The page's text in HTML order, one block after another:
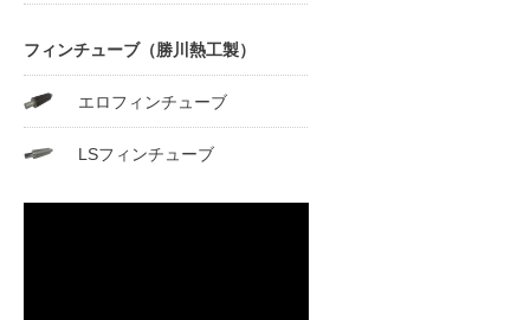
フィンチューブ（勝川熱工製）
エロフィンチューブ
LSフィンチューブ